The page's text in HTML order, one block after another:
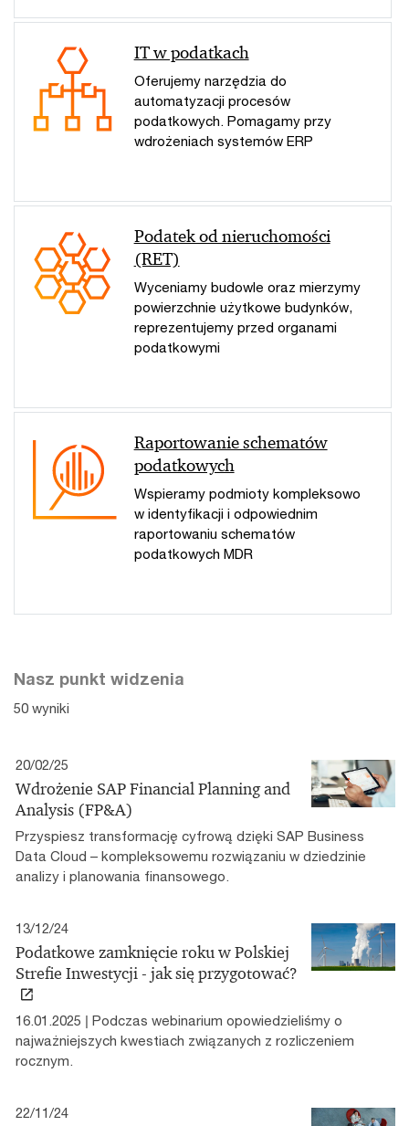
IT w podatkach
Oferujemy narzędzia do
automatyzacji procesów
podatkowych. Pomagamy przy
wdrożeniach systemów ERP
Podatek od nieruchomości
(RET)
Wyceniamy budowle oraz mierzymy
powierzchnie użytkowe budynków,
reprezentujemy przed organami
podatkowymi
Raportowanie schematów
podatkowych
Wspieramy podmioty kompleksowo
w identyfikacji i odpowiednim
raportowaniu schematów
podatkowych MDR
Nasz punkt widzenia
50 wyniki
20/02/25
Wdrożenie SAP Financial Planning and
Analysis (FP&A)
Przyspiesz transformację cyfrową dzięki SAP Business
Data Cloud – kompleksowemu rozwiązaniu w dziedzinie
analizy i planowania finansowego.
13/12/24
Podatkowe zamknięcie roku w Polskiej
Strefie Inwestycji - jak się przygotować?
16.01.2025 | Podczas webinarium opowiedzieliśmy o
najważniejszych kwestiach związanych z rozliczeniem
rocznym.
22/11/24